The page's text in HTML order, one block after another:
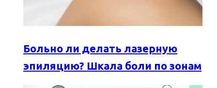
Больно ли делать лазерную
эпиляцию? Шкала боли по зонам